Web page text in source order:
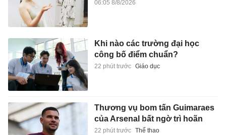
06:05 8/8/2026
Khi nào các trường đại học
công bố điểm chuẩn?
22 phút trước Giáo dục
Thương vụ bom tấn Guimaraes
của Arsenal bất ngờ trì hoãn
22 phút trước Thể thao